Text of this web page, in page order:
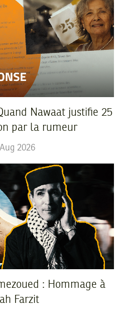
Nawaat justifie 25
par la rumeur
Aug 2026
: Hommage à
Farzit